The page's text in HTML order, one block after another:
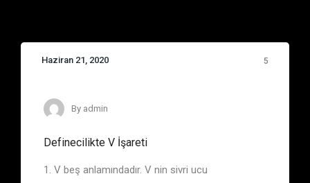
Haziran 21, 2020 5
Define İşaretleri
By admin
Definecilikte V İşareti
1. V beş anlamındadır. V nin sivri ucu